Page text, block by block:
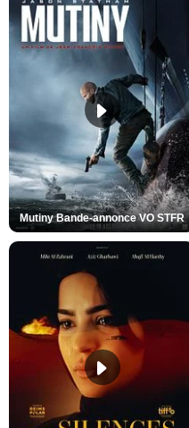
Mutiny Bande-annonce VO STFR